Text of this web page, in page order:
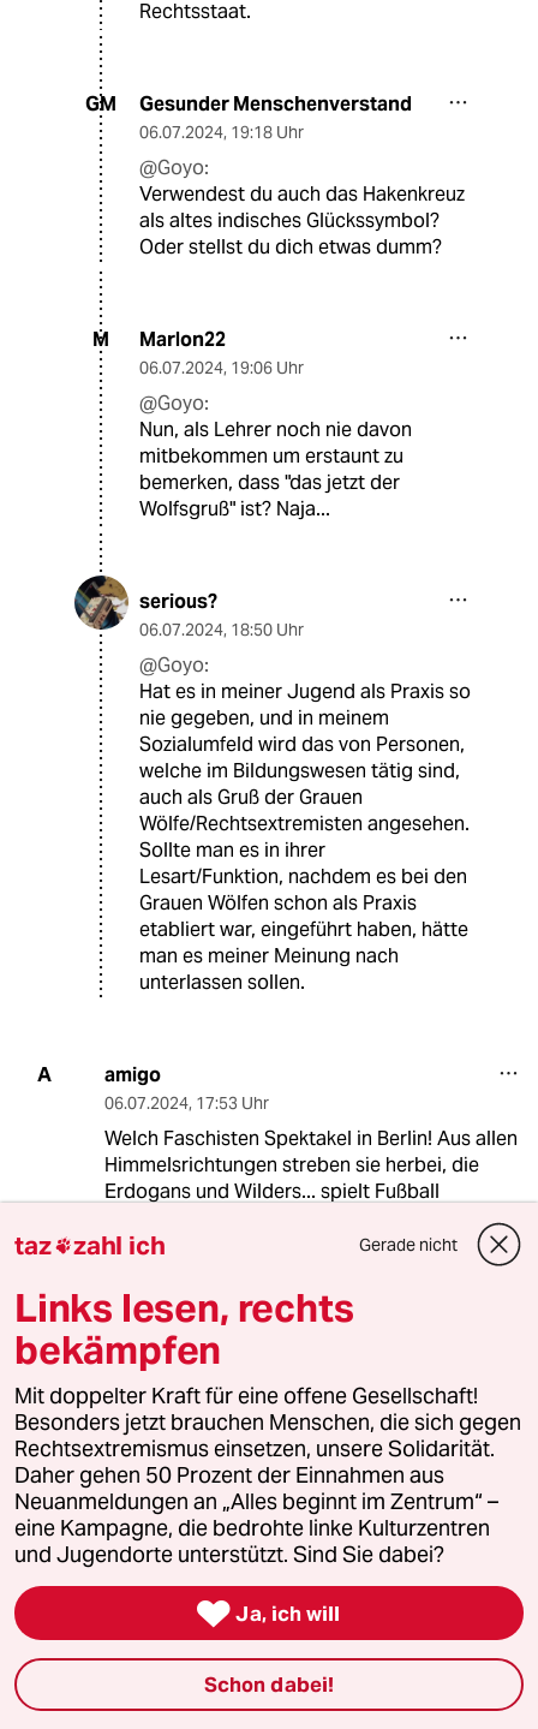
Rechtsstaat.
GM Gesunder Menschenverstand
06.07.2024, 19:18 Uhr
@Goyo:
Verwendest du auch das Hakenkreuz
als altes indisches Glückssymbol?
Oder stellst du dich etwas dumm?
M Marlon22
06.07.2024, 19:06 Uhr
@Goyo:
Nun, als Lehrer noch nie davon
mitbekommen um erstaunt zu
bemerken, dass "das jetzt der
Wolfsgruß" ist? Naja...
serious?
06.07.2024, 18:50 Uhr
@Goyo:
Hat es in meiner Jugend als Praxis so
nie gegeben, und in meinem
Sozialumfeld wird das von Personen,
welche im Bildungswesen tätig sind,
auch als Gruß der Grauen
Wölfe/Rechtsextremisten angesehen.
Sollte man es in ihrer
Lesart/Funktion, nachdem es bei den
Grauen Wölfen schon als Praxis
etabliert war, eingeführt haben, hätte
man es meiner Meinung nach
unterlassen sollen.
A amigo
06.07.2024, 17:53 Uhr
Welch Faschisten Spektakel in Berlin! Aus allen
Himmelsrichtungen streben sie herbei, die
Erdogans und Wilders... spielt Fußball
überhaupt noch eine Rolle? Oder erstickt er in
ekliger brauner Soße?
R rero
06.07.2024
@amigo:
Sehen Sie, dit is' Berlin.
Die AfD spielt im Berliner
Abgeordnetenhaus nur eine sehr
untergeordnete Rolle.
Die Braunen mit Bedeutung sind hier
international.
N narkosedingsbums
15:20 Uhr
taz zahl ich Gerade nicht
Links lesen, rechts
bekämpfen
Mit doppelter Kraft für eine offene Gesellschaft!
Besonders jetzt brauchen Menschen, die sich gegen
Rechtsextremismus einsetzen, unsere Solidarität.
Daher gehen 50 Prozent der Einnahmen aus
Neuanmeldungen an „Alles beginnt im Zentrum“ –
eine Kampagne, die bedrohte linke Kulturzentren
und Jugendorte unterstützt. Sind Sie dabei?
 Ja, ich will
Schon dabei!